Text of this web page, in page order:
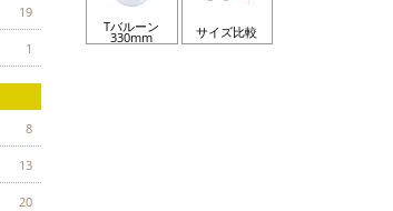
19
1
8
13
20
Tバルーン
330mm サイズ比較